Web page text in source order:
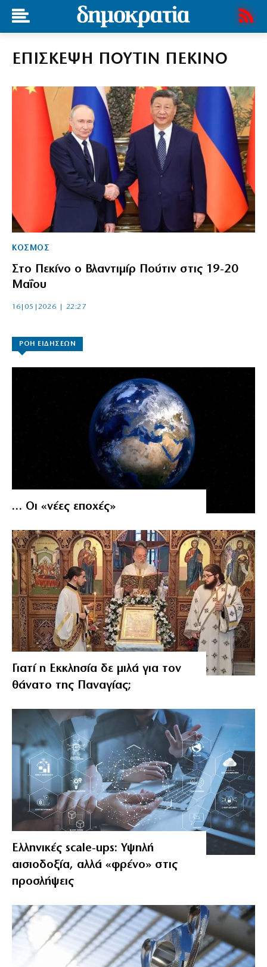
ΕΠΙΣΚΕΨΗ ΠΟΥΤΙΝ ΠΕΚΙΝΟ
ΚΟΣΜΟΣ
Στο Πεκίνο ο Βλαντιμίρ Πούτιν στις 19-20
Μαΐου
16|05|2026 | 22:27
ΡΟΗ ΕΙΔΗΣΕΩΝ
… Οι «νέες εποχές»
Γιατί η Εκκλησία δε μιλά για τον
θάνατο της Παναγίας;
Ελληνικές scale-ups: Υψηλή
αισιοδοξία, αλλά «φρένο» στις
προσλήψεις